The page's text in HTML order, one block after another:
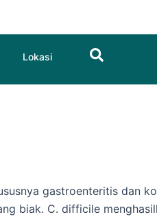
Lokasi
gastroenteritis dan
biak. C. difficile